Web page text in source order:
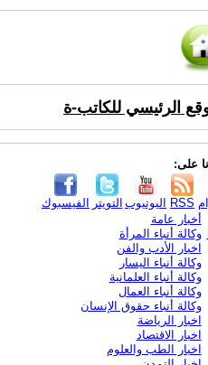
الرئيسي للكاتب-ة
على:
الفيسبوك التويتر اليوتيوب RSS
أخبار عامة
وكالة أنباء المرأة
اخبار الأدب والفن
وكالة أنباء اليسار
وكالة أنباء العلمانية
وكالة أنباء العمال
وكالة أنباء حقوق الإنسان
اخبار الرياضة
اخبار الاقتصاد
اخبار الطب والعلوم